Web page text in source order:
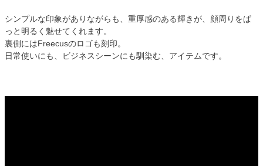
シンプルな印象がありながらも、重厚感のある輝きが、顔周りをぱ
っと明るく魅せてくれます。
裏側にはFreecusのロゴも刻印。
日常使いにも、ビジネスシーンにも馴染む、アイテムです。